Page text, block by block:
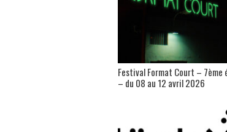
Festival Format Court – 7ème
– du 08 au 12 avril 2026